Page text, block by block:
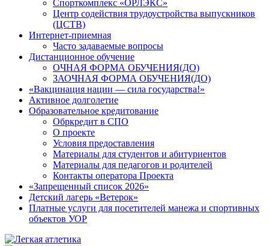
Спорткомплекс «ОРЛЭКС»
Центр содействия трудоустройства выпускников
(ЦСТВ)
Интернет-приемная
Часто задаваемые вопросы
Дистанционное обучение
ОЧНАЯ ФОРМА ОБУЧЕНИЯ(ДО)
ЗАОЧНАЯ ФОРМА ОБУЧЕНИЯ(ДО)
«Вакцинация нации — сила государства!»
Активное долголетие
Образовательное кредитование
Обркредит в СПО
О проекте
Условия предоставления
Материалы для студентов и абитуриентов
Материалы для педагогов и родителей
Контакты оператора Проекта
«Запрещенный список 2026»
Детский лагерь «Ветерок»
Платные услуги для посетителей манежа и спортивных
объектов УОР